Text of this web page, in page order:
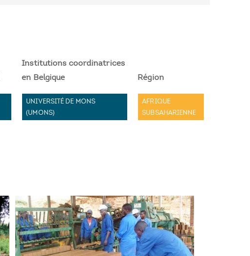
Institutions coordinatrices
en Belgique
Région
UNIVERSITÉ DE MONS
(UMONS)
AFRIQUE
SUBSAHARIENNE